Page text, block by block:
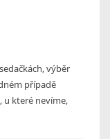
výběr
případě
u které nevíme,